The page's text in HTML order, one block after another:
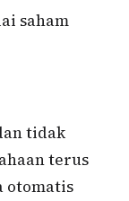
saham
tidak
terus
otomatis